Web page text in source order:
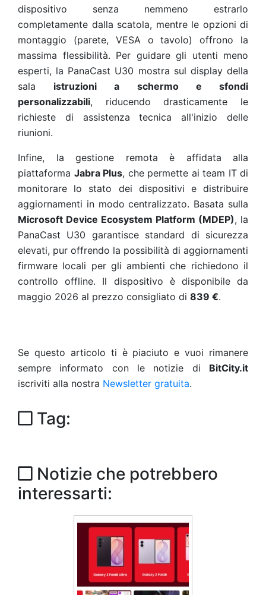
dispositivo senza nemmeno estrarlo
completamente dalla scatola, mentre le opzioni di
montaggio (parete, VESA o tavolo) offrono la
massima flessibilità. Per guidare gli utenti meno
esperti, la PanaCast U30 mostra sul display della
sala istruzioni a schermo e sfondi
personalizzabili, riducendo drasticamente le
richieste di assistenza tecnica all'inizio delle
riunioni.
Infine, la gestione remota è affidata alla
piattaforma Jabra Plus, che permette ai team IT di
monitorare lo stato dei dispositivi e distribuire
aggiornamenti in modo centralizzato. Basata sulla
Microsoft Device Ecosystem Platform (MDEP), la
PanaCast U30 garantisce standard di sicurezza
elevati, pur offrendo la possibilità di aggiornamenti
firmware locali per gli ambienti che richiedono il
controllo offline. Il dispositivo è disponibile da
maggio 2026 al prezzo consigliato di 839 €.
Se questo articolo ti è piaciuto e vuoi rimanere
sempre informato con le notizie di BitCity.it
iscriviti alla nostra Newsletter gratuita.
Tag:
Notizie che potrebbero
interessarti: